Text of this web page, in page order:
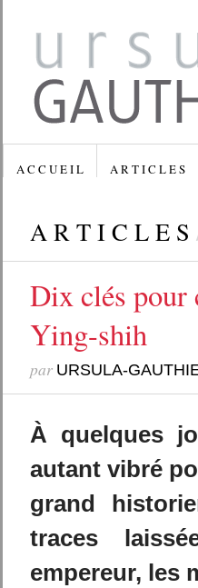
A C C U E I L A R T I C L E S
A R T I C L E S
Dix clés pour
Ying-shih
par URSULA-
À quelques
autant vibré
grand
traces
empereur, les